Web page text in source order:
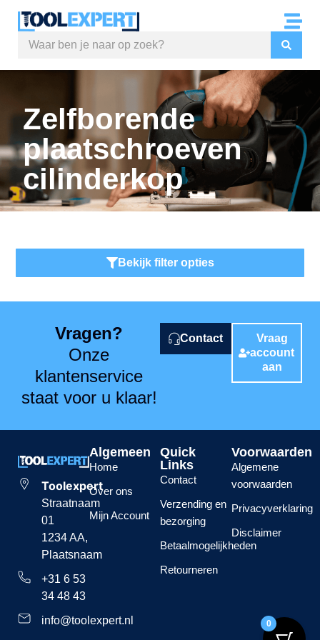
Zelfborende
plaatschroeven
cilinderkop
Bekijk filter opties
Vragen?
Onze
klantenservice
staat voor u klaar!
Contact
Vraag
account
aan
Toolexpert
Straatnaam
01
1234 AA,
Plaatsnaam
+31 6 53
34 48 43
info@toolexpert.nl
Algemeen
Home
Over ons
Mijn Account
Quick
Links
Contact
Verzending en
bezorging
Betaalmogelijkheden
Retourneren
Voorwaarden
Algemene
voorwaarden
Privacyverklaring
Disclaimer
0